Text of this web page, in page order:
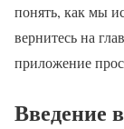
понять, как мы
вернитесь на
приложение
Введение